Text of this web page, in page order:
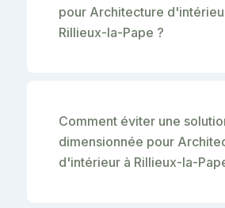
pour Architecture
Rillieux-la-Pape ?
Comment éviter une
dimensionnée pour
d'intérieur à Rillieux-la-